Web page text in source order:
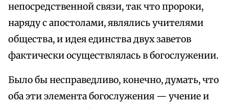
непосредственной связи, так что пророки,
наряду с апостолами, являлись учителями
общества, и идея единства двух заветов
фактически осуществлялась в богослужении.
Было бы несправедливо, конечно, думать, что
оба эти элемента богослужения — учение и